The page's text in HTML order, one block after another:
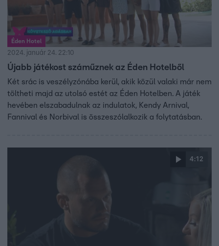
Éden Hotel
2024. január 24. 22:10
Újabb játékost száműznek az Éden Hotelből
Két srác is veszélyzónába kerül, akik közül valaki már nem
töltheti majd az utolsó estét az Éden Hotelben. A játék
hevében elszabadulnak az indulatok, Kendy Arnival,
Fannival és Norbival is összeszólalkozik a folytatásban.
4:12